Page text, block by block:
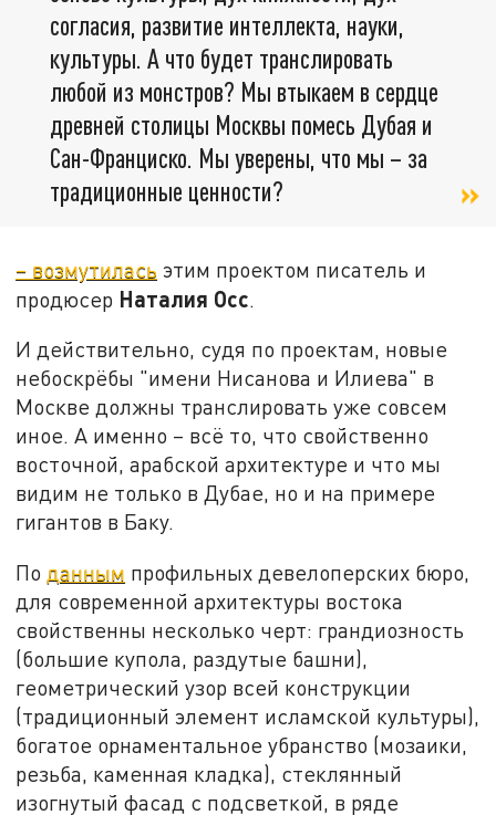
согласия, развитие интеллекта, науки,
культуры. А что будет транслировать
любой из монстров? Мы втыкаем в сердце
древней столицы Москвы помесь Дубая и
Сан-Франциско. Мы уверены, что мы – за
традиционные ценности?
– возмутилась этим проектом писатель и
продюсер Наталия Осс.
И действительно, судя по проектам, новые
небоскрёбы "имени Нисанова и Илиева" в
Москве должны транслировать уже совсем
иное. А именно – всё то, что свойственно
восточной, арабской архитектуре и что мы
видим не только в Дубае, но и на примере
гигантов в Баку.
По данным профильных девелоперских бюро,
для современной архитектуры востока
свойственны несколько черт: грандиозность
(большие купола, раздутые башни),
геометрический узор всей конструкции
(традиционный элемент исламской культуры),
богатое орнаментальное убранство (мозаики,
резьба, каменная кладка), стеклянный
изогнутый фасад с подсветкой, в ряде